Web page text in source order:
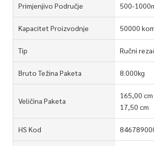
Primjenjivo Područje 500-
Kapacitet Proizvodnje 50000
Tip Ručni
Bruto Težina Paketa 8.000kg
Veličina Paketa
165,00
17,50 cm
HS Kod